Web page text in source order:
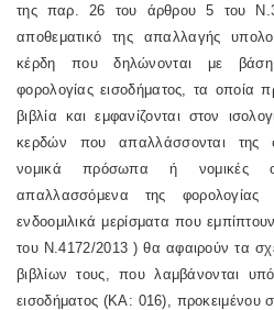
της
παρ. 26 του άρθρου 5 του
αποθεματικό της απαλλαγής
κέρδη που δηλώνονται με
φορολογίας εισοδήματος, τα οποία
βιβλία και εμφανίζονται στον
κερδών που απαλλάσσονται της
νομικά πρόσωπα ή νομικές
απαλλασσόμενα της φορολογίας
ενδοομιλικά μερίσματα που εμπίπτουν
του Ν.4172/2013 ) θα αφαιρούν τα
βιβλίων τους, που λαμβάνονται
εισοδήματος (ΚΑ: 016), προκειμένου